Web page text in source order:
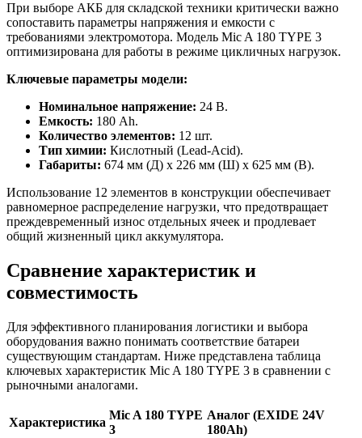
При выборе АКБ для складской техники критически важно
сопоставить параметры напряжения и емкости с
требованиями электромотора. Модель Mic A 180 TYPE 3
оптимизирована для работы в режиме цикличных нагрузок.
Ключевые параметры модели:
Номинальное напряжение: 24 В.
Емкость: 180 Ah.
Количество элементов: 12 шт.
Тип химии: Кислотный (Lead-Acid).
Габариты: 674 мм (Д) x 226 мм (Ш) x 625 мм (В).
Использование 12 элементов в конструкции обеспечивает
равномерное распределение нагрузки, что предотвращает
преждевременный износ отдельных ячеек и продлевает
общий жизненный цикл аккумулятора.
Сравнение характеристик и
совместимость
Для эффективного планирования логистики и выбора
оборудования важно понимать соответствие батареи
существующим стандартам. Ниже представлена таблица
ключевых характеристик Mic A 180 TYPE 3 в сравнении с
рыночными аналогами.
Характеристика
Mic A 180 TYPE
3
Аналог (EXIDE 24V
180Ah)